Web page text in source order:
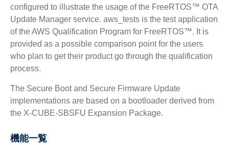
configured to illustrate the usage of the FreeRTOS™ OTA
Update Manager service. aws_tests is the test application
of the AWS Qualification Program for FreeRTOS™. It is
provided as a possible comparison point for the users
who plan to get their product go through the qualification
process.
The Secure Boot and Secure Firmware Update
implementations are based on a bootloader derived from
the X-CUBE-SBSFU Expansion Package.
機能一覧